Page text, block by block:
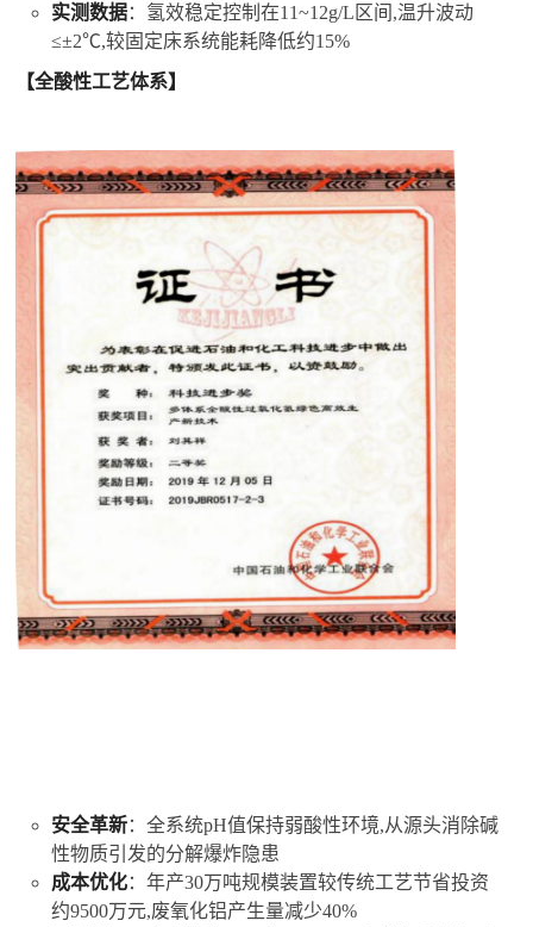
实测数据：氢效稳定控制在11~12g/L区间,温升波动
≤±2℃,较固定床系统能耗降低约15%
【全酸性工艺体系】
安全革新：全系统pH值保持弱酸性环境,从源头消除碱
性物质引发的分解爆炸隐患
成本优化：年产30万吨规模装置较传统工艺节省投资
约9500万元,废氧化铝产生量减少40%